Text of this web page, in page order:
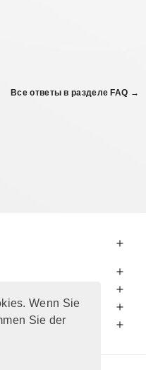
Wenn Sie
Sie der
Все ответы в разделе FAQ →